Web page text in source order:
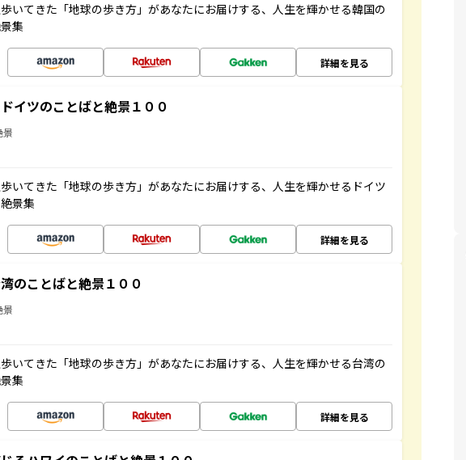
いてきた「地球の歩き方」があなたにお届けする、人生を輝かせる韓国の
集
詳細を見る
イツのことばと絶景１００
景
いてきた「地球の歩き方」があなたにお届けする、人生を輝かせるドイツ
景集
詳細を見る
のことばと絶景１００
景
いてきた「地球の歩き方」があなたにお届けする、人生を輝かせる台湾の
集
詳細を見る